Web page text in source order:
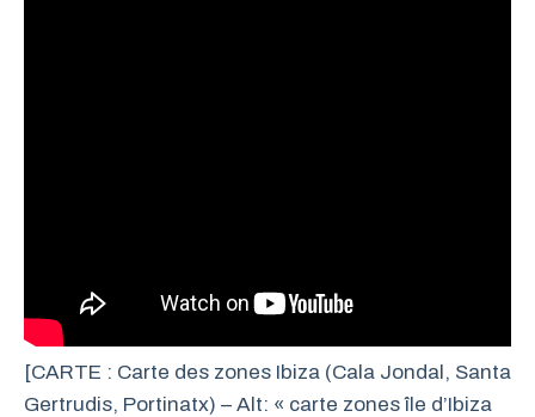
[CARTE : Carte des zones Ibiza (Cala Jondal, Santa
Gertrudis, Portinatx) – Alt: « carte zones île d’Ibiza